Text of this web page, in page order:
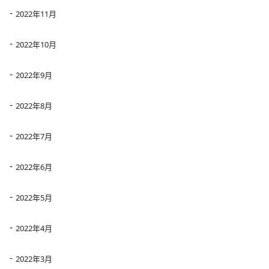
2022年11月
2022年10月
2022年9月
2022年8月
2022年7月
2022年6月
2022年5月
2022年4月
2022年3月